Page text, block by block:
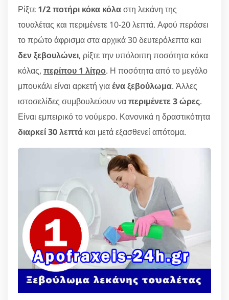
Ρίξτε 1/2 ποτήρι κόκα κόλαστη λεκάνη της
τουαλέτας και περιμένετε 10-20 λεπτά. Αφού περάσει
το πρώτο άφρισμα στα αρχικά 30 δευτερόλεπτα και
δεν ξεβουλώνει, ρίξτε την υπόλοιπη ποσότητα κόκα
κόλας, περίπου 1 λίτρο. Η ποσότητα από το μεγάλο
μπουκάλι είναι αρκετή γιαένα ξεβούλωμα. Άλλες
ιστοσελίδες συμβουλεύουν ναπεριμένετε 3 ώρες.
Είναι εμπειρικό το νούμερο. Κανονικά η δραστικότητα
διαρκεί 30 λεπτά και μετά εξασθενεί απότομα.